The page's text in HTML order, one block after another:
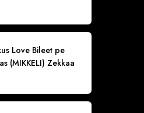
Love Bileet pe
(MIKKELI) Zekkaa